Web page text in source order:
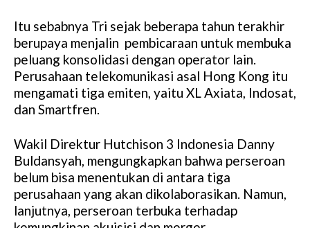
Itu sebabnya Tri sejak beberapa tahun terakhir
berupaya menjalin pembicaraan untuk membuka
peluang konsolidasi dengan operator lain.
Perusahaan telekomunikasi asal Hong Kong itu
mengamati tiga emiten, yaitu XL Axiata, Indosat,
dan Smartfren.
Wakil Direktur Hutchison 3 Indonesia Danny
Buldansyah, mengungkapkan bahwa perseroan
belum bisa menentukan di antara tiga
perusahaan yang akan dikolaborasikan. Namun,
lanjutnya, perseroan terbuka terhadap